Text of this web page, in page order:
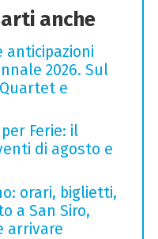
anche
anticipazioni
2026. Sul
e
Ferie: il
di agosto e
orari, biglietti,
a San Siro,
arrivare